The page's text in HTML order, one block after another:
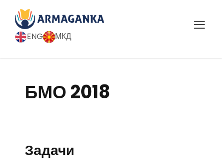
ENG МКД
БМО 2018
Задачи